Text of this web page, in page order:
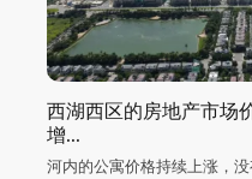
西湖西区的房地产市场
增...
河内的公寓价格持续上涨，